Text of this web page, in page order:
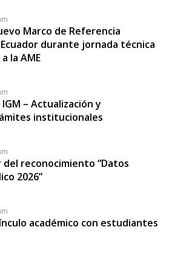
Marco de Referencia
Ecuador durante jornada técnica
la AME
– Actualización y
institucionales
del reconocimiento “Datos
2026”
académico con estudiantes